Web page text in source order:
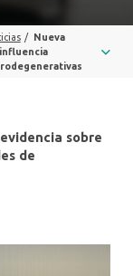
/ Nueva
sobre
de